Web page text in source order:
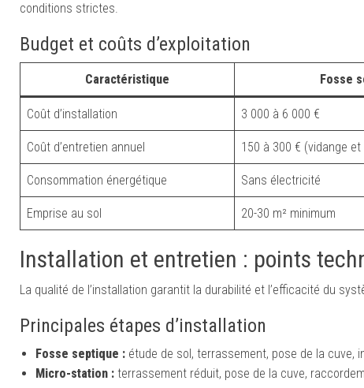
conditions strictes.
Budget et coûts d’exploitation
Caractéristique Fosse
Coût d’installation 3 000 à 6 000 €
Coût d’entretien annuel 150 à 300 € (vidange
Consommation énergétique Sans électricité
Emprise au sol 20-30 m² minimum
Installation et entretien : points
La qualité de l’installation garantit la durabilité et l’efficacité du
Principales étapes d’installation
Fosse septique : étude de sol, terrassement, pose de la cuve,
Micro-station : terrassement réduit, pose de la cuve,